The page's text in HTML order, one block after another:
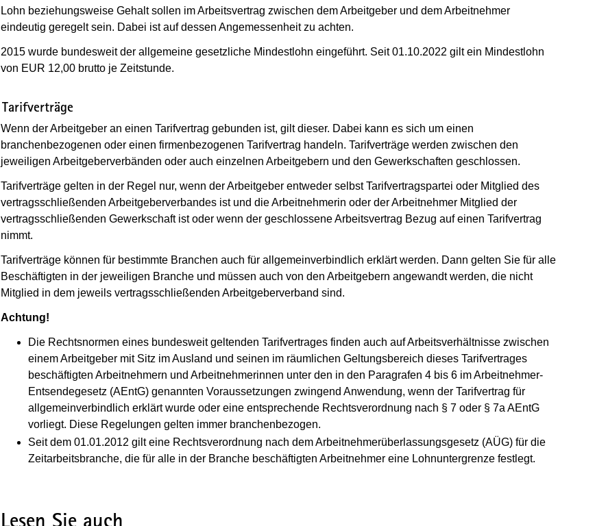
Lohn beziehungsweise Gehalt sollen im Arbeitsvertrag zwischen dem Arbeitgeber und dem Arbeitnehmer
eindeutig geregelt sein. Dabei ist auf dessen Angemessenheit zu achten.
2015 wurde bundesweit der allgemeine gesetzliche Mindestlohn eingeführt. Seit 01.10.2022 gilt ein Mindestlohn
von EUR 12,00 brutto je Zeitstunde.
(Wird in einem neuen Fenster geöffnet)
Tarifverträge
Wenn der Arbeitgeber an einen Tarifvertrag gebunden ist, gilt dieser. Dabei kann es sich um einen
branchenbezogenen oder einen firmenbezogenen Tarifvertrag handeln. Tarifverträge werden zwischen den
jeweiligen Arbeitgeberverbänden oder auch einzelnen Arbeitgebern und den Gewerkschaften geschlossen.
Tarifverträge gelten in der Regel nur, wenn der Arbeitgeber entweder selbst Tarifvertragspartei oder Mitglied des
vertragsschließenden Arbeitgeberverbandes ist und die Arbeitnehmerin oder der Arbeitnehmer Mitglied der
vertragsschließenden Gewerkschaft ist oder wenn der geschlossene Arbeitsvertrag Bezug auf einen Tarifvertrag
nimmt.
Tarifverträge können für bestimmte Branchen auch für allgemeinverbindlich erklärt werden. Dann gelten Sie für alle
Beschäftigten in der jeweiligen Branche und müssen auch von den Arbeitgebern angewandt werden, die nicht
Mitglied in dem jeweils vertragsschließenden Arbeitgeberverband sind.
Achtung!
Die Rechtsnormen eines bundesweit geltenden Tarifvertrages finden auch auf Arbeitsverhältnisse zwischen
einem Arbeitgeber mit Sitz im Ausland und seinen im räumlichen Geltungsbereich dieses Tarifvertrages
beschäftigten Arbeitnehmern und Arbeitnehmerinnen unter den in den Paragrafen 4 bis 6 im Arbeitnehmer-
Entsendegesetz (AEntG) genannten Voraussetzungen zwingend Anwendung, wenn der Tarifvertrag für
allgemeinverbindlich erklärt wurde oder eine entsprechende Rechtsverordnung nach § 7 oder § 7a AEntG
vorliegt. Diese Regelungen gelten immer branchenbezogen.
Seit dem 01.01.2012 gilt eine Rechtsverordnung nach dem Arbeitnehmerüberlassungsgesetz (AÜG) für die
Zeitarbeitsbranche, die für alle in der Branche beschäftigten Arbeitnehmer eine Lohnuntergrenze festlegt.
Lesen Sie auch